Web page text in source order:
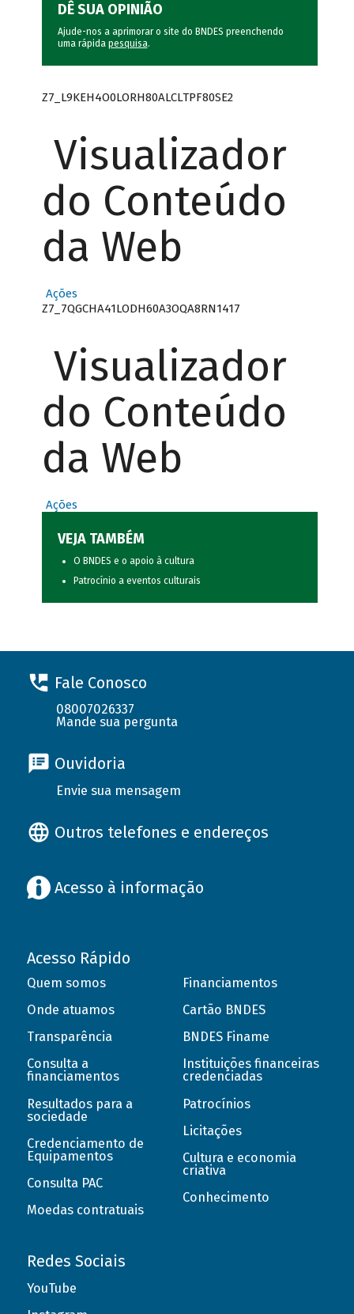
DÊ SUA OPINIÃO
Ajude-nos a aprimorar o site do BNDES preenchendo
uma rápida pesquisa.
Z7_L9KEH4O0LORH80ALCLTPF80SE2
Visualizador
do Conteúdo
da Web
Ações
Z7_7QGCHA41LODH60A3OQA8RN1417
Visualizador
do Conteúdo
da Web
Ações
VEJA TAMBÉM
O BNDES e o apoio à cultura
Patrocínio a eventos culturais
Fale Conosco
08007026337
Mande sua pergunta
Ouvidoria
Envie sua mensagem
Outros telefones e endereços
Acesso à informação
Acesso Rápido
Quem somos
Onde atuamos
Transparência
Consulta a
financiamentos
Resultados para a
sociedade
Credenciamento de
Equipamentos
Consulta PAC
Moedas contratuais
Financiamentos
Cartão BNDES
BNDES Finame
Instituições financeiras
credenciadas
Patrocínios
Licitações
Cultura e economia
criativa
Conhecimento
Redes Sociais
YouTube